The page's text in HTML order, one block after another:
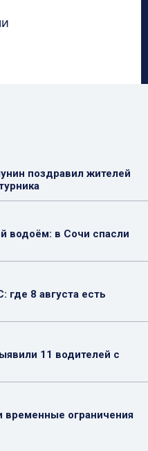
поздравил жителей
водоём: в Сочи спасли
где 8 августа есть
11 водителей с
временные ограничения